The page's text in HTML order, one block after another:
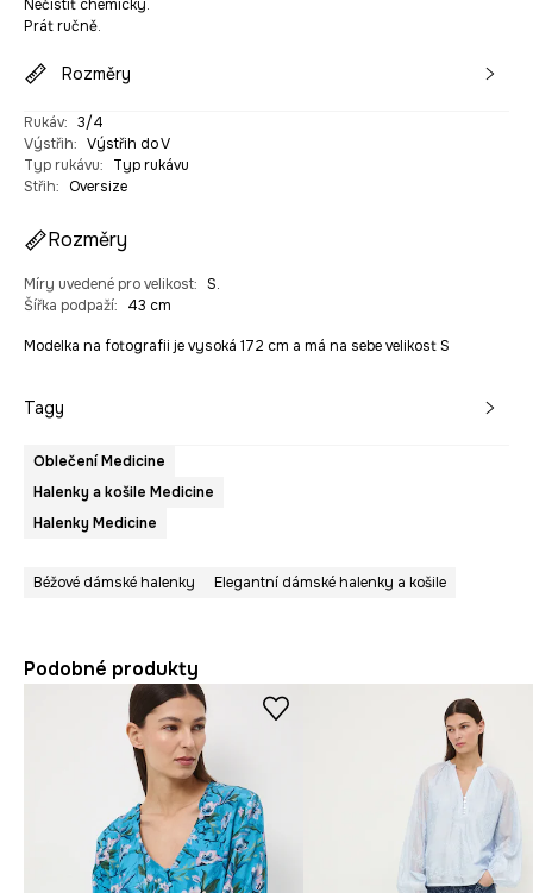
Nečistit chemicky.
Prát ručně.
Rozměry
Rukáv: 3/4
Výstřih: Výstřih do V
Typ rukávu:
Typ rukávu
Střih: Oversize
Rozměry
Míry uvedené pro velikost: S.
Šířka podpaží: 43 cm
Modelka na fotografii je vysoká 172 cm a má na sebe velikost S
Tagy
Oblečení Medicine
Halenky a košile Medicine
Halenky Medicine
Béžové dámské halenky Elegantní dámské halenky a košile
Podobné produkty